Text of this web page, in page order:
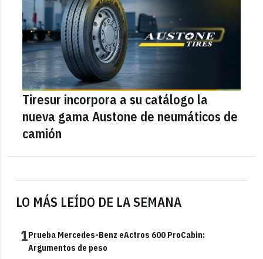
LO MÁS LEÍDO DE LA SEMANA
1Prueba Mercedes-Benz eActros 600 ProCabin:
Argumentos de peso
Tiresur incorpora a su catálogo la
nueva gama Austone de neumáticos de
camión